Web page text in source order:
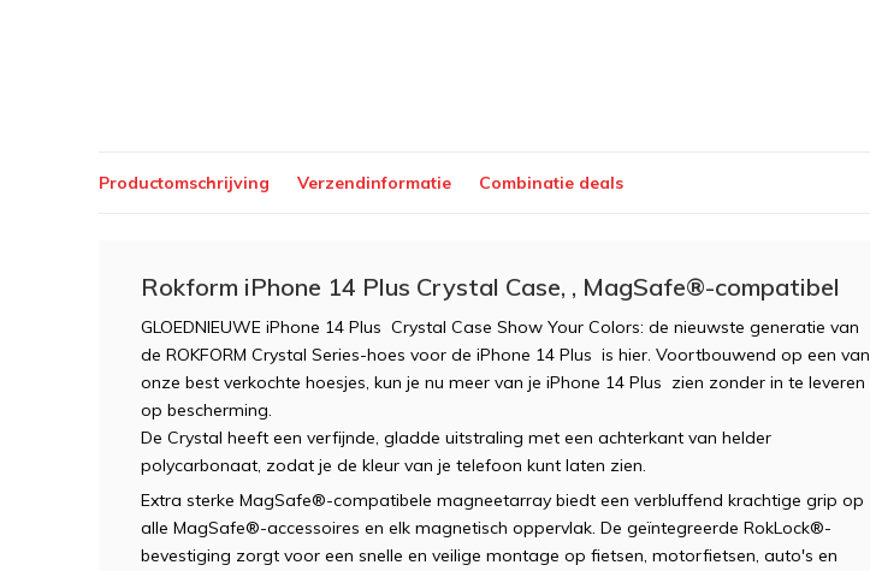
Productomschrijving Verzendinformatie Combinatie deals
Rokform iPhone 14 Plus Crystal Case, , MagSafe®-compatibel
GLOEDNIEUWE iPhone 14 Plus Crystal Case Show Your Colors: de nieuwste generatie van
de ROKFORM Crystal Series-hoes voor de iPhone 14 Plus is hier. Voortbouwend op een van
onze best verkochte hoesjes, kun je nu meer van je iPhone 14 Plus zien zonder in te leveren
op bescherming.
De Crystal heeft een verfijnde, gladde uitstraling met een achterkant van helder
polycarbonaat, zodat je de kleur van je telefoon kunt laten zien.
Extra sterke MagSafe®-compatibele magneetarray biedt een verbluffend krachtige grip op
alle MagSafe®-accessoires en elk magnetisch oppervlak. De geïntegreerde RokLock®-
bevestiging zorgt voor een snelle en veilige montage op fietsen, motorfietsen, auto's en